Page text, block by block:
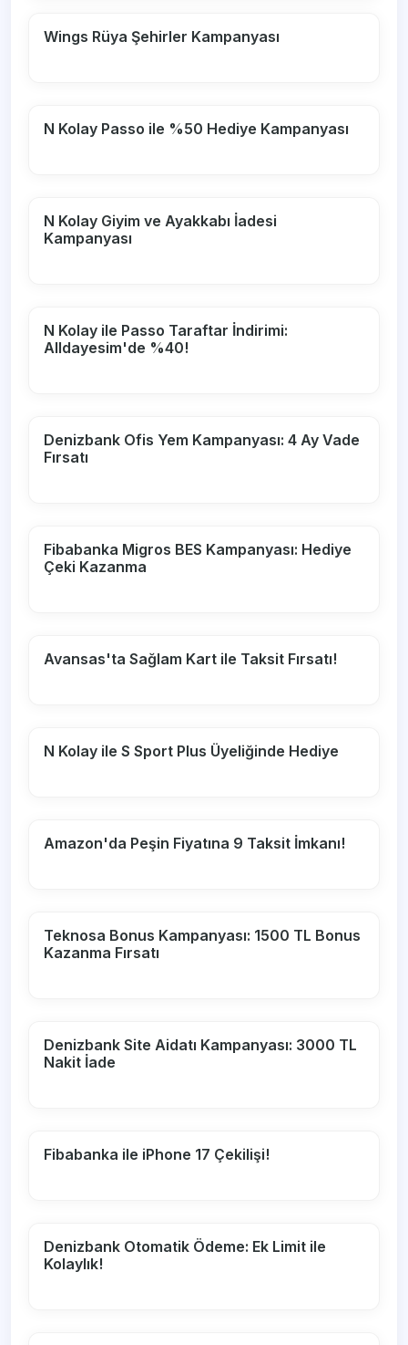
Wings Rüya Şehirler Kampanyası
N Kolay Passo ile %50 Hediye Kampanyası
N Kolay Giyim ve Ayakkabı İadesi
Kampanyası
N Kolay ile Passo Taraftar İndirimi:
Alldayesim'de %40!
Denizbank Ofis Yem Kampanyası: 4 Ay Vade
Fırsatı
Fibabanka Migros BES Kampanyası: Hediye
Çeki Kazanma
Avansas'ta Sağlam Kart ile Taksit Fırsatı!
N Kolay ile S Sport Plus Üyeliğinde Hediye
Amazon'da Peşin Fiyatına 9 Taksit İmkanı!
Teknosa Bonus Kampanyası: 1500 TL Bonus
Kazanma Fırsatı
Denizbank Site Aidatı Kampanyası: 3000 TL
Nakit İade
Fibabanka ile iPhone 17 Çekilişi!
Denizbank Otomatik Ödeme: Ek Limit ile
Kolaylık!